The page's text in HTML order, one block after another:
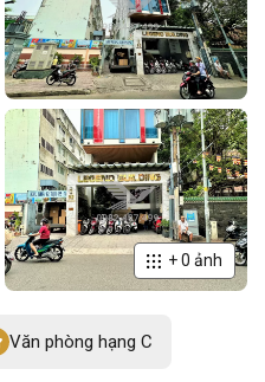
+0 ảnh
Văn phòng hạng C